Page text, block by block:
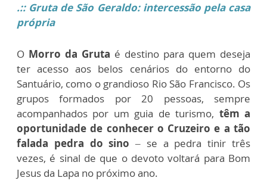
.:: Gruta de São Geraldo: intercessão pela casa
própria
O Morro da Gruta é destino para quem deseja
ter acesso aos belos cenários do entorno do
Santuário, como o grandioso Rio São Francisco. Os
grupos formados por 20 pessoas, sempre
acompanhados por um guia de turismo, têm a
oportunidade de conhecer o Cruzeiro e a tão
falada pedra do sino – se a pedra tinir três
vezes, é sinal de que o devoto voltará para Bom
Jesus da Lapa no próximo ano.